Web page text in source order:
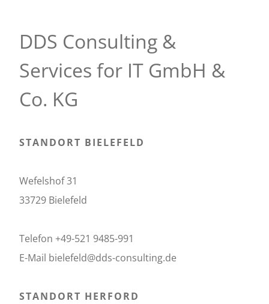
DDS Consulting &
Services for IT GmbH &
Co. KG
STANDORT BIELEFELD
Wefelshof 31
33729 Bielefeld
Telefon +49-521 9485-991
E-Mail bielefeld@dds-consulting.de
STANDORT HERFORD